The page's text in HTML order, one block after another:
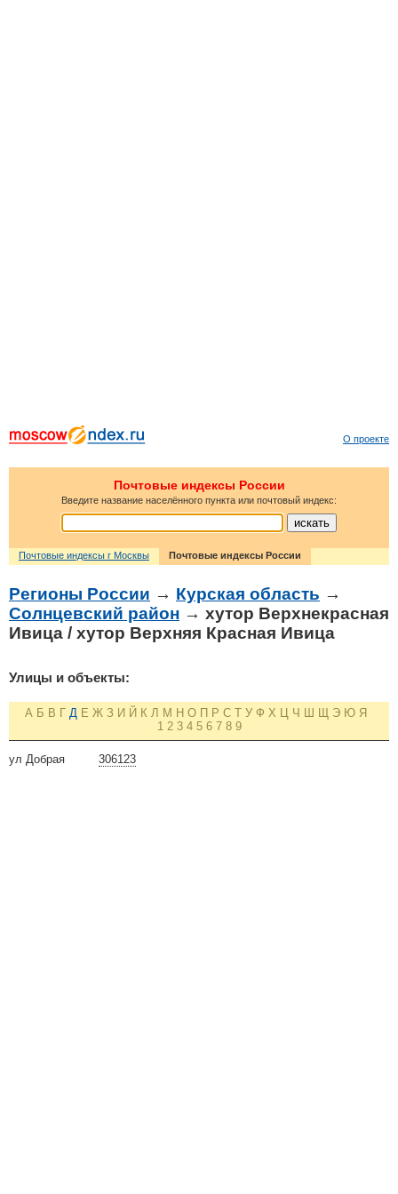
О проекте
Почтовые индексы России
Введите название населённого пункта или почтовый индекс:
Почтовые индексы г Москвы Почтовые индексы России
Регионы России → Курская область →
Солнцевский район → хутор Верхнекрасная
Ивица / хутор Верхняя Красная Ивица
Улицы и объекты:
А Б В Г Д Е Ж З И Й К Л М Н О П Р С Т У Ф Х Ц Ч Ш Щ Э Ю Я
1 2 3 4 5 6 7 8 9
306123
ул Добрая